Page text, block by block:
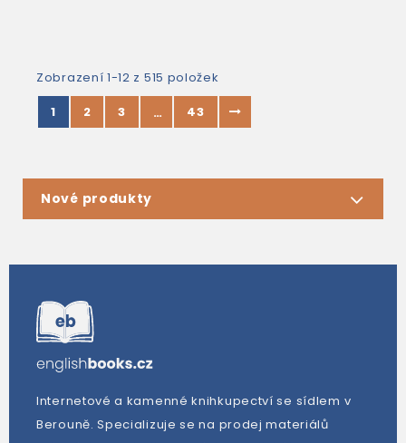
Zobrazení 1-12 z 515 položek
1
2 3 … 43
Nové produkty
Internetové a kamenné knihkupectví se sídlem v
Berouně. Specializuje se na prodej materiálů